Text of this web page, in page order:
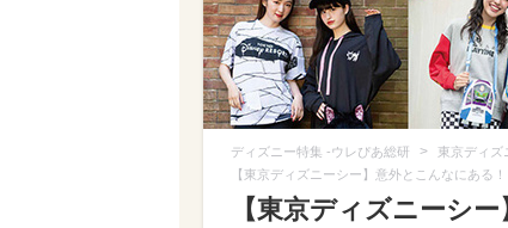
ディズニー特集 -ウレぴあ総研 > 東京ディズ
【東京ディズニーシー】意外とこんなにある
【東京ディズニーシ